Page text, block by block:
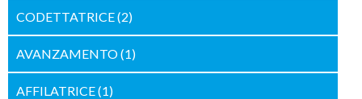
CODETTATRICE(2)
AVANZAMENTO(1)
AFFILATRICE(1)